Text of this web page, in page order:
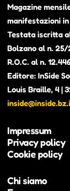
Magazine
manifestazioni
Testata iscritta
Bolzano al n.
R.O.C. al n.
Editore: InSide
Louis Braille, 4 |
Impressum
Privacy policy
Cookie policy
Chi siamo